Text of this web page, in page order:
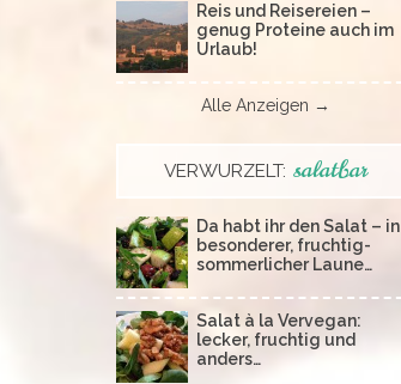
Reis und Reisereien –
genug Proteine auch im
Urlaub!
Alle Anzeigen →
VERWURZELT: salatbar
Da habt ihr den Salat – in
besonderer, fruchtig-
sommerlicher Laune…
Salat à la Vervegan:
lecker, fruchtig und
anders…